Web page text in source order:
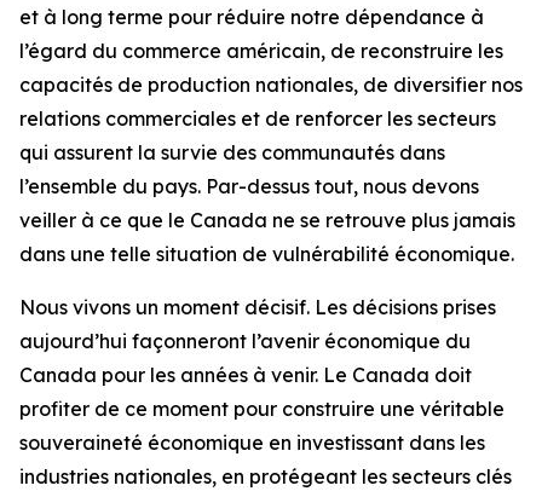
et à long terme pour réduire notre dépendance à
l’égard du commerce américain, de reconstruire les
capacités de production nationales, de diversifier nos
relations commerciales et de renforcer les secteurs
qui assurent la survie des communautés dans
l’ensemble du pays. Par-dessus tout, nous devons
veiller à ce que le Canada ne se retrouve plus jamais
dans une telle situation de vulnérabilité économique.
Nous vivons un moment décisif. Les décisions prises
aujourd’hui façonneront l’avenir économique du
Canada pour les années à venir. Le Canada doit
profiter de ce moment pour construire une véritable
souveraineté économique en investissant dans les
industries nationales, en protégeant les secteurs clés